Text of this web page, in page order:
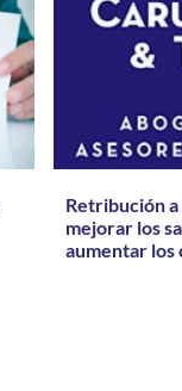
Retribución
mejorar los
aumentar los